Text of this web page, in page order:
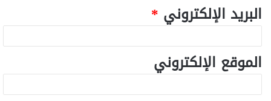
البريد الإلكتروني *
الموقع الإلكتروني